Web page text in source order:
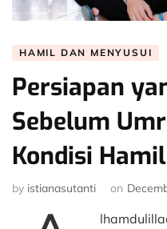
HAMIL DAN MENYUSUI
Persiapan
Sebelum
Kondisi Hamil
by istianasutanti on